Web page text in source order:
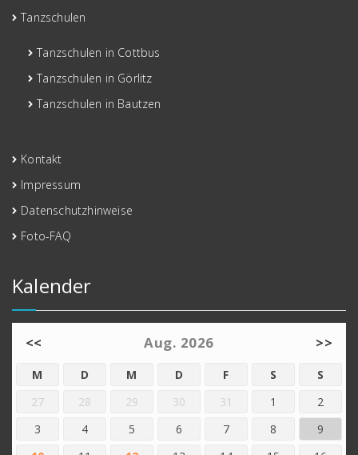
Tanzschulen
Tanzschulen in Cottbus
Tanzschulen in Görlitz
Tanzschulen in Bautzen
Kontakt
Impressum
Datenschutzhinweise
Foto-FAQ
Kalender
<< Aug. 2026 >>
M D M D F S
S
27
28 29 30 31 1
2
3
4 5 6 7 8
9